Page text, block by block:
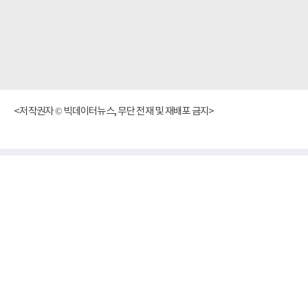
<저작권자 © 빅데이터뉴스, 무단 전재 및 재배포 금지>